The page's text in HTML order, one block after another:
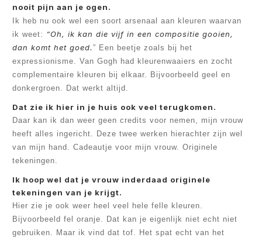
nooit pijn aan je ogen.
Ik heb nu ook wel een soort arsenaal aan kleuren waarvan
ik weet: “Oh, ik kan die vijf in een compositie gooien,
dan komt het goed. ” Een beetje zoals bij het
expressionisme. Van Gogh had kleurenwaaiers en zocht
complementaire kleuren bij elkaar. Bijvoorbeeld geel en
donkergroen. Dat werkt altijd.
Dat zie ik hier in je huis ook veel terugkomen.
Daar kan ik dan weer geen credits voor nemen, mijn vrouw
heeft alles ingericht. Deze twee werken hierachter zijn wel
van mijn hand. Cadeautje voor mijn vrouw. Originele
tekeningen.
Ik hoop wel dat je vrouw inderdaad originele
tekeningen van je krijgt.
Hier zie je ook weer heel veel hele felle kleuren.
Bijvoorbeeld fel oranje. Dat kan je eigenlijk niet echt niet
gebruiken. Maar ik vind dat tof. Het spat echt van het